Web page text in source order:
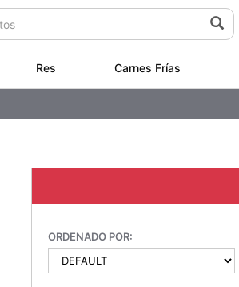
Res Carnes Frías
ORDENADO POR: